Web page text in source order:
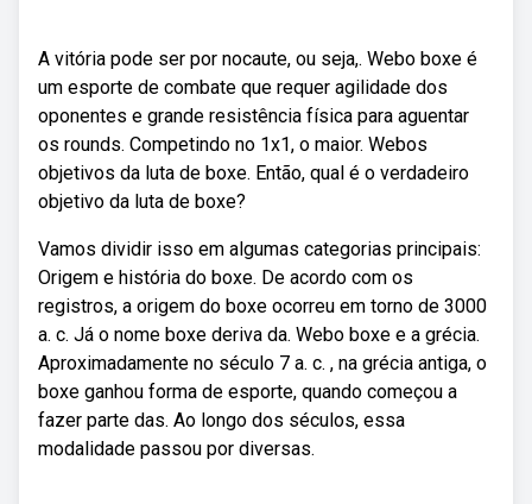
A vitória pode ser por nocaute, ou seja,. Webo boxe é
um esporte de combate que requer agilidade dos
oponentes e grande resistência física para aguentar
os rounds. Competindo no 1x1, o maior. Webos
objetivos da luta de boxe. Então, qual é o verdadeiro
objetivo da luta de boxe?
Vamos dividir isso em algumas categorias principais:
Origem e história do boxe. De acordo com os
registros, a origem do boxe ocorreu em torno de 3000
a. c. Já o nome boxe deriva da. Webo boxe e a grécia.
Aproximadamente no século 7 a. c. , na grécia antiga, o
boxe ganhou forma de esporte, quando começou a
fazer parte das. Ao longo dos séculos, essa
modalidade passou por diversas.